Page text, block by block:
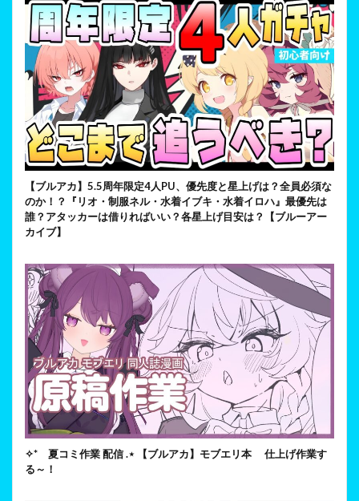
【ブルアカ】5.5周年限定4人PU、優先度と星上げは？全員必須な
のか！？『リオ・制服ネル・水着イブキ・水着イロハ』最優先は
誰？アタッカーは借りればいい？各星上げ目安は？【ブルーアー
カイブ】
✧* 夏コミ作業 配信 .⋆ 【ブルアカ】モブエリ本 仕上げ作業す
る～！